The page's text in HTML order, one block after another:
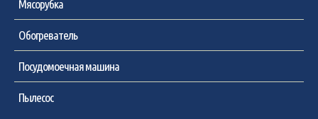
Мясорубка
Обогреватель
Посудомоечная машина
Пылесос